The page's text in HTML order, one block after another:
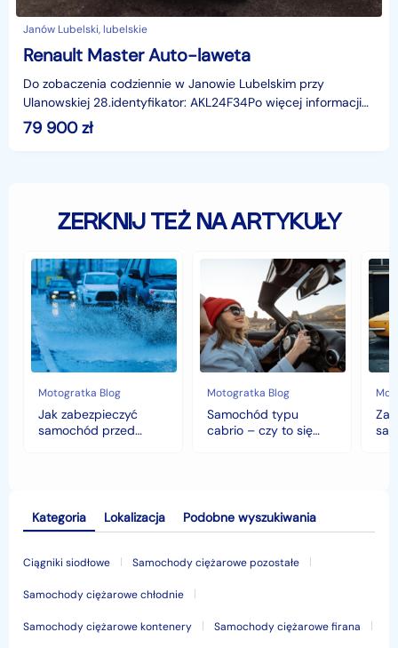
Janów Lubelski, lubelskie
Renault Master Auto-laweta
Do zobaczenia codziennie w Janowie Lubelskim przy
Ulanowskiej 28.identyfikator: AKL24F34Po więcej informacji
zapraszamy na naszą stronę internetową eurocarjanow
79 900zł
ZERKNIJ TEŻ NA ARTYKUŁY
Jak
zabezpieczyć
samochód
przed
jesiennymi
chłodami
i
deszczem?
Motogratka Blog
Jak zabezpieczyć
samochód przed
Samochód
cabrio
–
czy
to
się
opłaca
w
polskim
klimacie?
Motogratka Blog
Samochód typu
cabrio – czy to się
czyli
Kategoria
Ciągniki siodłowe Samochody ciężarowe pozostałe
Samochody ciężarowe chłodnie
Samochody ciężarowe kontenery Samochody ciężarowe firana
Lokalizacja Podobne wyszukiwania